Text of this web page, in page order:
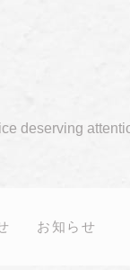
deserving
お知らせ